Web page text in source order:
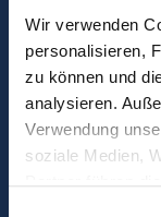
Wir verwenden
personalisieren,
zu können und
analysieren.
Verwendung
soziale Medien,
Partner führen